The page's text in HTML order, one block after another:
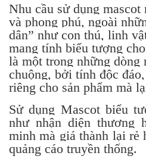
Nhu cầu sử dụng mascot
và phong phú, ngoài
dân” như con thú, linh
mang tính biểu tượng
là một trong những dòng
chuộng, bởi tính độc
riêng cho sản phẩm mà
Sử dụng Mascot biểu
như nhận diện thương
minh mà giá thành lại rẻ
quảng cáo truyền thống.